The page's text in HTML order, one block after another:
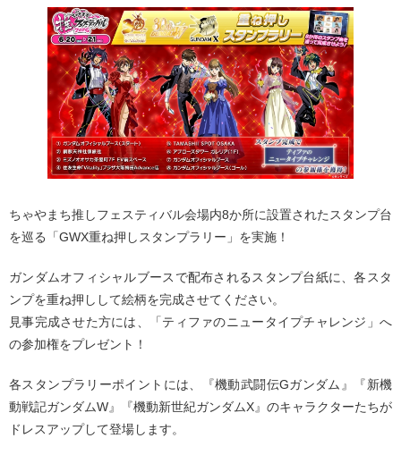
ちゃやまち推しフェスティバル会場内8か所に設置されたスタンプ台
を巡る「GWX重ね押しスタンプラリー」を実施！
ガンダムオフィシャルブースで配布されるスタンプ台紙に、各スタ
ンプを重ね押しして絵柄を完成させてください。
見事完成させた方には、「ティファのニュータイプチャレンジ」へ
の参加権をプレゼント！
各スタンプラリーポイントには、『機動武闘伝Gガンダム』『新機
動戦記ガンダムW』『機動新世紀ガンダムX』のキャラクターたちが
ドレスアップして登場します。